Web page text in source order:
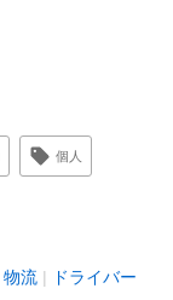
個人
物流 ドライバー